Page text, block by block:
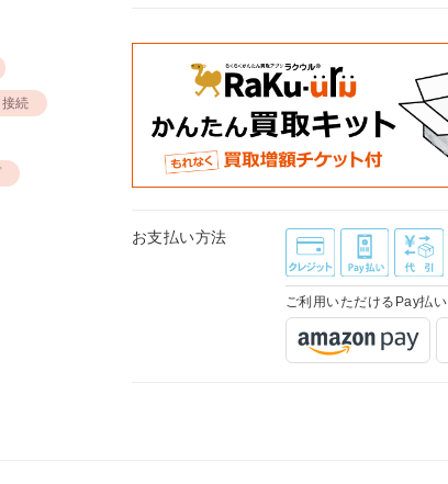
お支払い方法
ご利用いただけるPay払い
続